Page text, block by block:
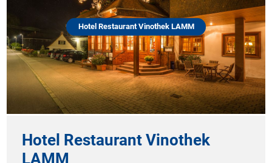
Hotel Restaurant Vinothek LAMM
Hotel Restaurant Vinothek
LAMM